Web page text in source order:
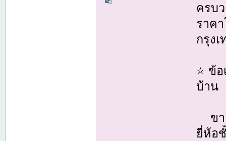
ครบ
ราค
กรุง
⭐ ข้
บ้าน
ขา
ยี่ห้อ